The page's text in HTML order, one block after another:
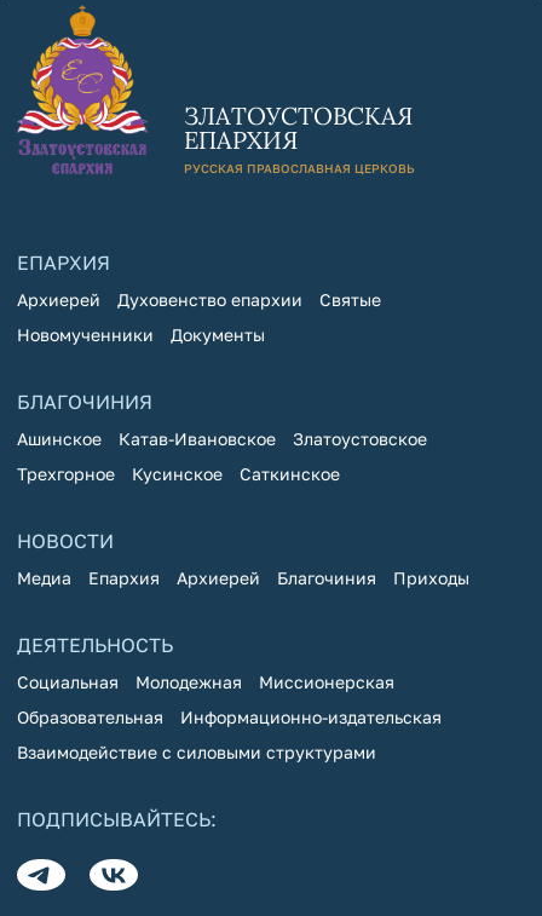
ЗЛАТОУСТОВСКАЯ
ЕПАРХИЯ
РУССКАЯ ПРАВОСЛАВНАЯ ЦЕРКОВЬ
ЕПАРХИЯ
Архиерей Духовенство епархии
Святые
Новомученники
Документы
БЛАГОЧИНИЯ
Ашинское Катав-Ивановское
Златоустовское
Трехгорное
Кусинское Саткинское
НОВОСТИ
Медиа Епархия Архиерей Благочиния Приходы
ДЕЯТЕЛЬНОСТЬ
Социальная Молодежная
Миссионерская
Образовательная
Информационно-издательская
Взаимодействие с силовыми структурами
ПОДПИСЫВАЙТЕСЬ: